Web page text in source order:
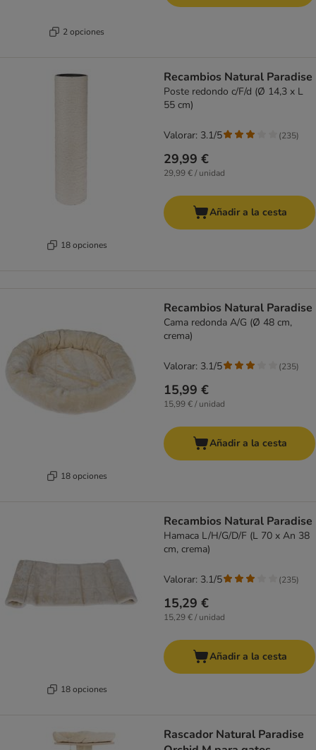
2 opciones
18 opciones
Recambios Natural Paradise
Poste redondo c/F/d (Ø 14,3 x L
55 cm)
29,99 €
29,99 € / unidad
Valorar: 3.1/5 (235)
Añadir a la cesta
18 opciones
Recambios Natural Paradise
Cama redonda A/G (Ø 48 cm,
crema)
15,99 €
15,99 € / unidad
Valorar: 3.1/5 (235)
Añadir a la cesta
18 opciones
Recambios Natural Paradise
Hamaca L/H/G/D/F (L 70 x An 38
cm, crema)
15,29 €
15,29 € / unidad
Valorar: 3.1/5 (235)
Añadir a la cesta
Rascador Natural Paradise